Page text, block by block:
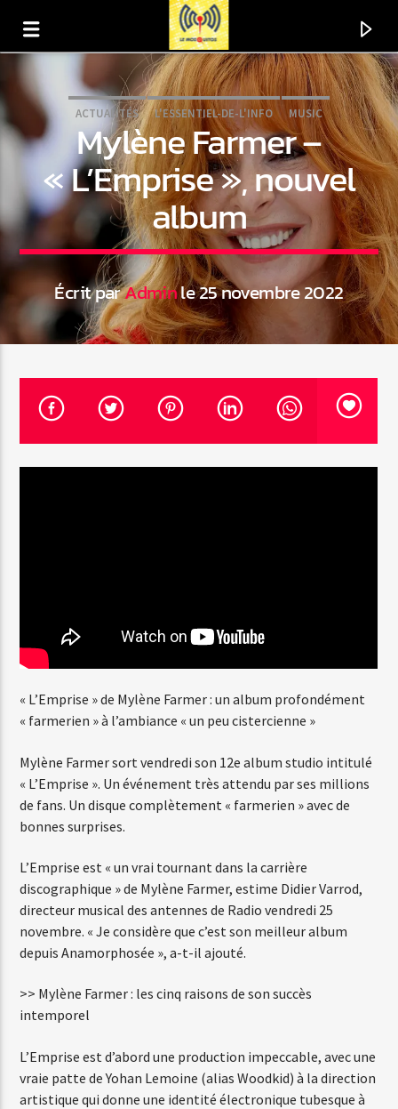
En ce moment
Artiste
Emission en cours
Web-Radio-Sicily
Web-Radio-Années 70
Web-Radio-Années 80
Web-Radio-Latino
ACTUALITÉS L'ESSENTIEL-DE-L'INFO MUSIC
Mylène Farmer –
« L’Emprise », nouvel
album
Écrit parAdminle 25 novembre 2022
« L’Emprise » de Mylène Farmer : un album profondément
« farmerien » à l’ambiance « un peu cistercienne »
Mylène Farmer sort vendredi son 12e album studio intitulé
« L’Emprise ». Un événement très attendu par ses millions
de fans. Un disque complètement « farmerien » avec de
bonnes surprises.
L’Emprise est « un vrai tournant dans la carrière
discographique » de Mylène Farmer, estime Didier Varrod,
directeur musical des antennes de Radio vendredi 25
novembre. « Je considère que c’est son meilleur album
depuis Anamorphosée », a-t-il ajouté.
>> Mylène Farmer : les cinq raisons de son succès
intemporel
L’Emprise est d’abord une production impeccable, avec une
vraie patte de Yohan Lemoine (alias Woodkid) à la direction
artistique qui donne une identité électronique tubesque à